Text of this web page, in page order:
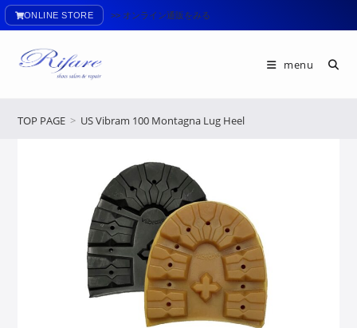
ONLINE STORE >> オンライン通販をみる
menu
TOP PAGE > US Vibram 100 Montagna Lug Heel